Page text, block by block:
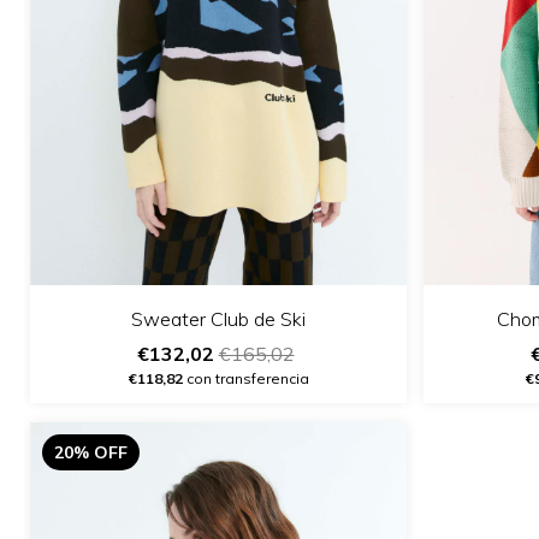
Sweater Club de Ski
€132,02€165,02
€118,82con transferencia
20% OFF